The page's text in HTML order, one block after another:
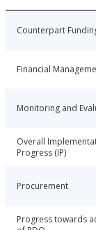
Counterpart
Financial
Monitoring and
Overall
Progress (IP)
Procurement
Progress towards